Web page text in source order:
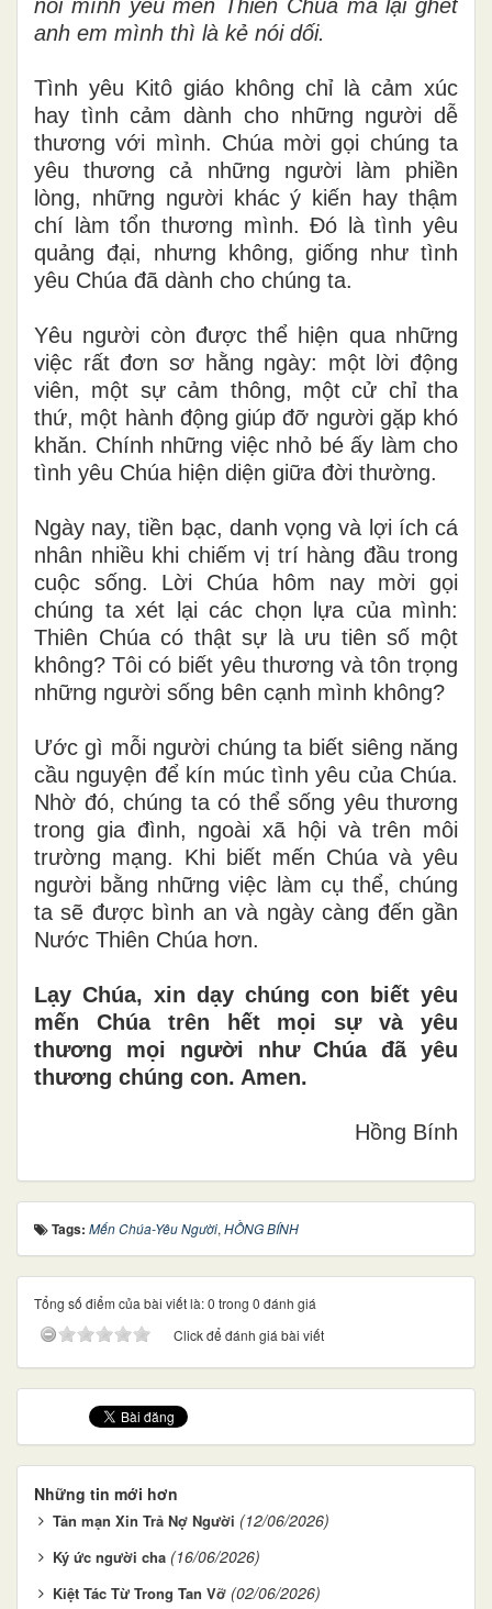
nói mình yêu mến Thiên Chúa mà lại ghét
anh em mình thì là kẻ nói dối.
Tình yêu Kitô giáo không chỉ là cảm xúc
hay tình cảm dành cho những người dễ
thương với mình. Chúa mời gọi chúng ta
yêu thương cả những người làm phiền
lòng, những người khác ý kiến hay thậm
chí làm tổn thương mình. Đó là tình yêu
quảng đại, nhưng không, giống như tình
yêu Chúa đã dành cho chúng ta.
Yêu người còn được thể hiện qua những
việc rất đơn sơ hằng ngày: một lời động
viên, một sự cảm thông, một cử chỉ tha
thứ, một hành động giúp đỡ người gặp khó
khăn. Chính những việc nhỏ bé ấy làm cho
tình yêu Chúa hiện diện giữa đời thường.
Ngày nay, tiền bạc, danh vọng và lợi ích cá
nhân nhiều khi chiếm vị trí hàng đầu trong
cuộc sống. Lời Chúa hôm nay mời gọi
chúng ta xét lại các chọn lựa của mình:
Thiên Chúa có thật sự là ưu tiên số một
không? Tôi có biết yêu thương và tôn trọng
những người sống bên cạnh mình không?
Ước gì mỗi người chúng ta biết siêng năng
cầu nguyện để kín múc tình yêu của Chúa.
Nhờ đó, chúng ta có thể sống yêu thương
trong gia đình, ngoài xã hội và trên môi
trường mạng. Khi biết mến Chúa và yêu
người bằng những việc làm cụ thể, chúng
ta sẽ được bình an và ngày càng đến gần
Nước Thiên Chúa hơn.
Lạy Chúa, xin dạy chúng con biết yêu
mến Chúa trên hết mọi sự và yêu
thương mọi người như Chúa đã yêu
thương chúng con. Amen.
Hồng Bính
Tags: Mến Chúa-Yêu Người, HỒNG BÍNH
Tổng số điểm của bài viết là: 0 trong 0 đánh giá
Click để đánh giá bài viết
Những tin mới hơn
Tản mạn Xin Trả Nợ Người (12/06/2026)
Ký ức người cha (16/06/2026)
Kiệt Tác Từ Trong Tan Vỡ (02/06/2026)